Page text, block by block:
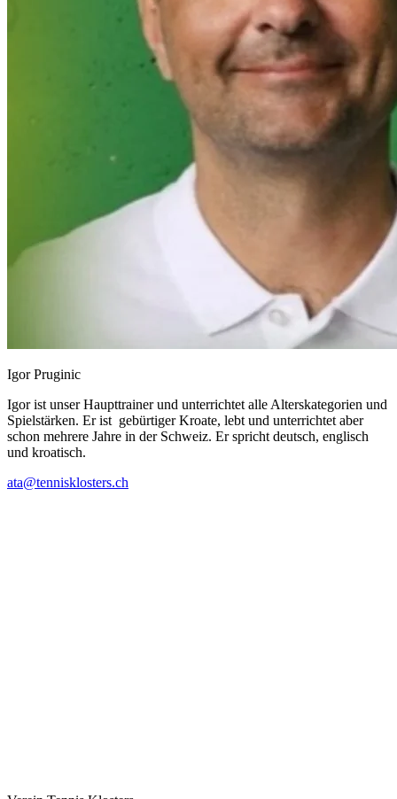
Igor Pruginic
Igor ist unser Haupttrainer und unterrichtet alle Alterskategorien und
Spielstärken. Er ist gebürtiger Kroate, lebt und unterrichtet aber
schon mehrere Jahre in der Schweiz. Er spricht deutsch, englisch
und kroatisch.
ata@tennisklosters.ch